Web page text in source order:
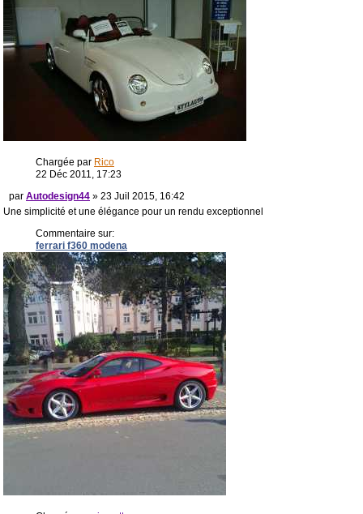
Chargée par Rico
22 Déc 2011, 17:23
par Autodesign44 » 23 Juil 2015, 16:42
Une simplicité et une élégance pour un rendu exceptionnel
Commentaire sur:
ferrari f360 modena